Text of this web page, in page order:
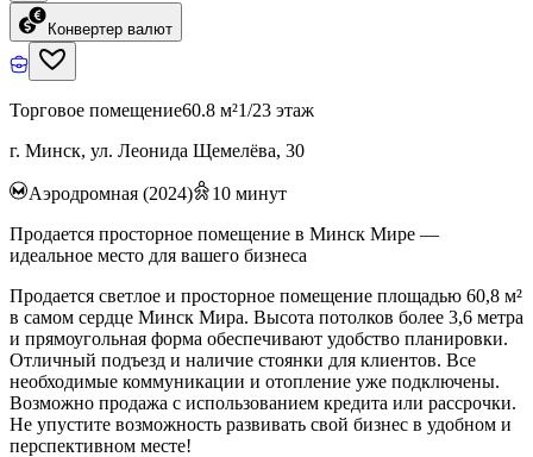
Конвертер валют
Торговое помещение60.8 м²1/23 этаж
г. Минск, ул. Леонида Щемелёва, 30
Аэродромная (2024) 10 минут
Продается просторное помещение в Минск Мире —
идеальное место для вашего бизнеса
Продается светлое и просторное помещение площадью 60,8 м²
в самом сердце Минск Мира. Высота потолков более 3,6 метра
и прямоугольная форма обеспечивают удобство планировки.
Отличный подъезд и наличие стоянки для клиентов. Все
необходимые коммуникации и отопление уже подключены.
Возможно продажа с использованием кредита или рассрочки.
Не упустите возможность развивать свой бизнес в удобном и
перспективном месте!